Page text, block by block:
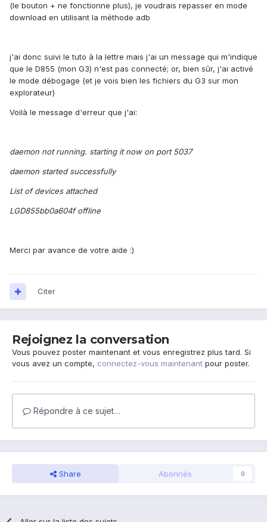
(le bouton + ne fonctionne plus), je voudrais repasser en mode
download en utilisant la méthode adb
j'ai donc suivi le tuto à la lettre mais j'ai un message qui m'indique
que le D855 (mon G3) n'est pas connecté; or, bien sûr, j'ai activé
le mode débogage (et je vois bien les fichiers du G3 sur mon
explorateur)
Voilà le message d'erreur que j'ai:
daemon not running. starting it now on port 5037
daemon started successfully
List of devices attached
LGD855bb0a604f offline
Merci par avance de votre aide :)
Citer
Rejoignez la conversation
Vous pouvez poster maintenant et vous enregistrez plus tard. Si
vous avez un compte, connectez-vous maintenant pour poster.
Répondre à ce sujet…
Share Abonnés 0